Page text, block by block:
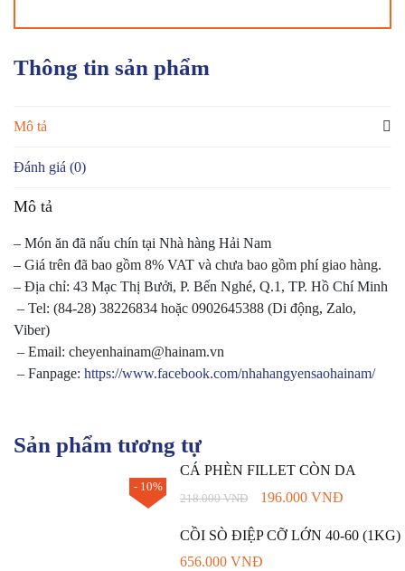
Thông tin sản phẩm
Mô tả
Đánh giá (0)
Mô tả
– Món ăn đã nấu chín tại Nhà hàng Hải Nam
– Giá trên đã bao gồm 8% VAT và chưa bao gồm phí giao hàng.
– Địa chỉ: 43 Mạc Thị Bưởi, P. Bến Nghé, Q.1, TP. Hồ Chí Minh
– Tel: (84-28) 38226834 hoặc 0902645388 (Di động, Zalo,
Viber)
– Email: cheyenhainam@hainam.vn
– Fanpage: https://www.facebook.com/nhahangyensaohainam/
Sản phẩm tương tự
- 10%
CÁ PHÈN FILLET CÒN DA
218.000VNĐ 196.000VNĐ
CỒI SÒ ĐIỆP CỠ LỚN 40-60 (1KG)
656.000VNĐ